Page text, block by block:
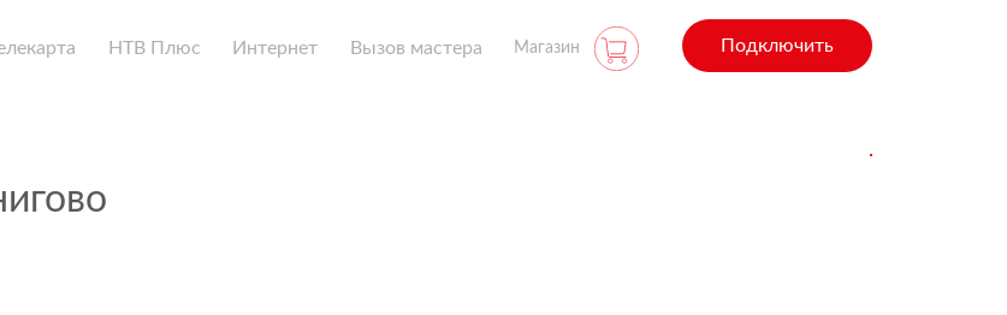
НТВ Плюс Интернет Вызов мастера Магазин Подключить